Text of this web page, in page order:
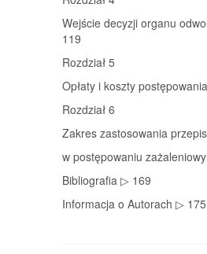
Wejście decyzji organu
119
Rozdział 5
Opłaty i koszty
Rozdział 6
Zakres zastosowania
w postępowaniu
Bibliografia ▷ 169
Informacja o Autorach ▷ 175